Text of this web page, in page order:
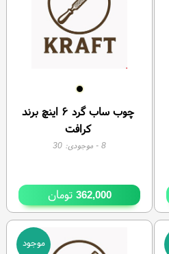
چوب ساب گرد ۶ اینچ برند
کرافت
8- موجودی: 30
362,000 تومان
موجود